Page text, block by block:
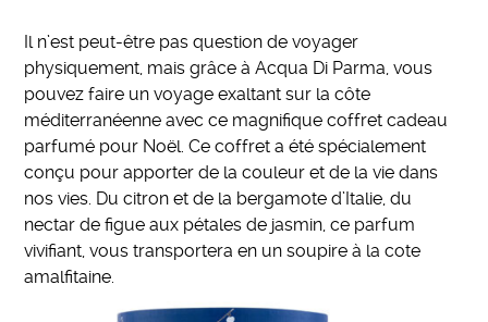
Il n’est peut-être pas question de voyager
physiquement, mais grâce à Acqua Di Parma, vous
pouvez faire un voyage exaltant sur la côte
méditerranéenne avec ce magnifique coffret cadeau
parfumé pour Noël. Ce coffret a été spécialement
conçu pour apporter de la couleur et de la vie dans
nos vies. Du citron et de la bergamote d’Italie, du
nectar de figue aux pétales de jasmin, ce parfum
vivifiant, vous transportera en un soupire à la cote
amalfitaine.